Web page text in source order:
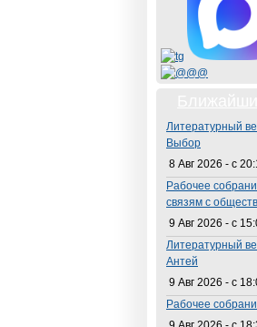
Литературный
Выбор
8 Авг 2026 - с
Рабочее
связям с
9 Авг 2026 - с
Литературный
Антей
9 Авг 2026 - с
Рабочее